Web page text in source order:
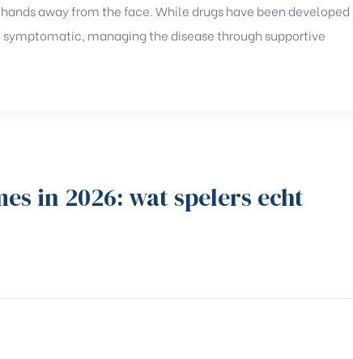
away from the face. While drugs have been developed
managing the disease through supportive
in 2026: wat spelers echt